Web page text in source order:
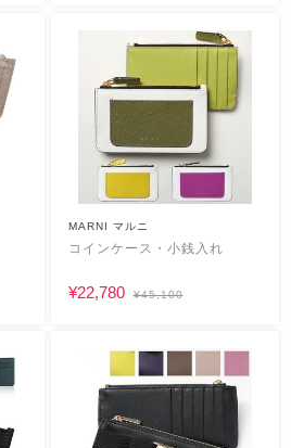
MARNI マルニ
コインケース・小銭入れ
¥22,780 ¥45,100